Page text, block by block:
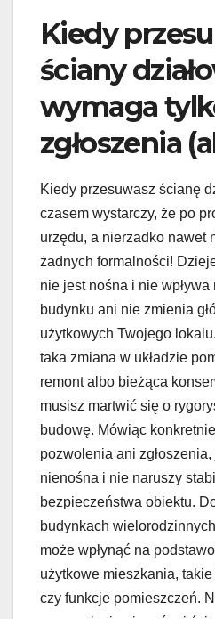
Kiedy
ściany
wymaga
zgłoszenia
Kiedy przesuwasz ścianę
czasem wystarczy, że po
urzędu, a nierzadko nawet
żadnych formalności!
nie jest nośna i nie
budynku ani nie zmienia
użytkowych Twojego
taka zmiana w układzie
remont albo bieżąca
musisz martwić się o
budowę. Mówiąc
pozwolenia ani
nienośna i nie naruszy
bezpieczeństwa obiektu.
budynkach
może wpłynąć na
użytkowe mieszkania,
czy funkcje pomieszczeń.